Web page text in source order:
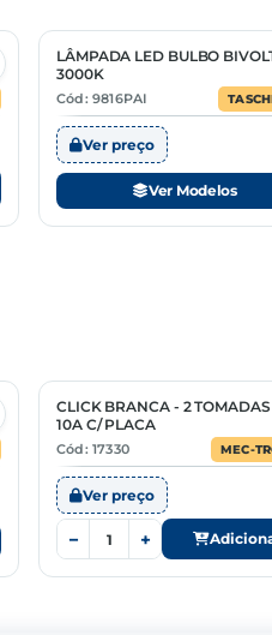
2 Opções
LÂMPADA LED BULBO
3000K
Cód: 9816PAI
Ver preço
Ver Modelos
CLICK BRANCA - 2 TOMADAS
10A C/ PLACA
Cód: 17330 MEC-
Ver preço
− +